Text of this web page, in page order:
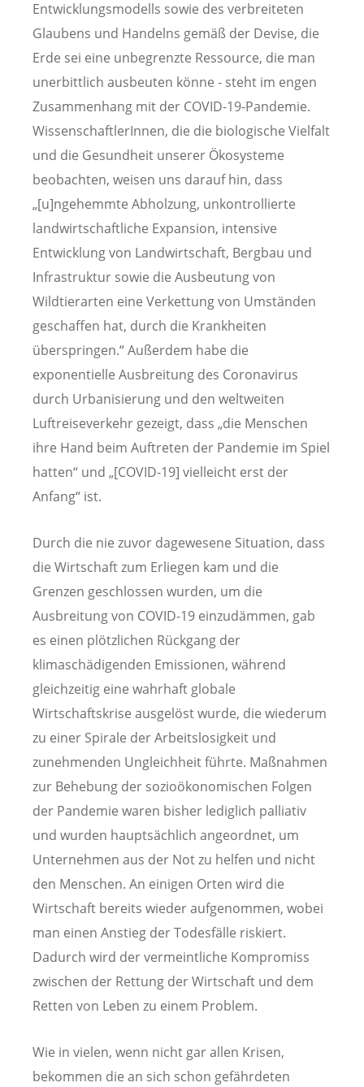
Entwicklungsmodells sowie des verbreiteten
Glaubens und Handelns gemäß der Devise, die
Erde sei eine unbegrenzte Ressource, die man
unerbittlich ausbeuten könne - steht im engen
Zusammenhang mit der COVID-19-Pandemie.
WissenschaftlerInnen, die die biologische Vielfalt
und die Gesundheit unserer Ökosysteme
beobachten, weisen uns darauf hin, dass
„[u]ngehemmte Abholzung, unkontrollierte
landwirtschaftliche Expansion, intensive
Entwicklung von Landwirtschaft, Bergbau und
Infrastruktur sowie die Ausbeutung von
Wildtierarten eine Verkettung von Umständen
geschaffen hat, durch die Krankheiten
überspringen.“ Außerdem habe die
exponentielle Ausbreitung des Coronavirus
durch Urbanisierung und den weltweiten
Luftreiseverkehr gezeigt, dass „die Menschen
ihre Hand beim Auftreten der Pandemie im Spiel
hatten“ und „[COVID-19] vielleicht erst der
Anfang“ ist.
Durch die nie zuvor dagewesene Situation, dass
die Wirtschaft zum Erliegen kam und die
Grenzen geschlossen wurden, um die
Ausbreitung von COVID-19 einzudämmen, gab
es einen plötzlichen Rückgang der
klimaschädigenden Emissionen, während
gleichzeitig eine wahrhaft globale
Wirtschaftskrise ausgelöst wurde, die wiederum
zu einer Spirale der Arbeitslosigkeit und
zunehmenden Ungleichheit führte. Maßnahmen
zur Behebung der sozioökonomischen Folgen
der Pandemie waren bisher lediglich palliativ
und wurden hauptsächlich angeordnet, um
Unternehmen aus der Not zu helfen und nicht
den Menschen. An einigen Orten wird die
Wirtschaft bereits wieder aufgenommen, wobei
man einen Anstieg der Todesfälle riskiert.
Dadurch wird der vermeintliche Kompromiss
zwischen der Rettung der Wirtschaft und dem
Retten von Leben zu einem Problem.
Wie in vielen, wenn nicht gar allen Krisen,
bekommen die an sich schon gefährdeten